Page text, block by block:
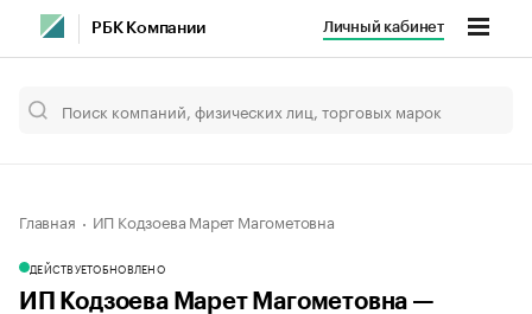
РБК Компании Личный кабинет
Главная ИП Кодзоева Марет Магометовна
ДЕЙСТВУЕТОБНОВЛЕНО
ИП Кодзоева Марет Магометовна —